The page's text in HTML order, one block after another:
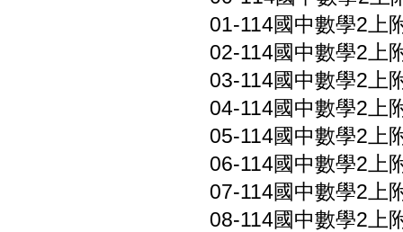
01-114國中數學2上
02-114國中數學2上
03-114國中數學2上
04-114國中數學2上
05-114國中數學2上
06-114國中數學2上
07-114國中數學2上
08-114國中數學2上